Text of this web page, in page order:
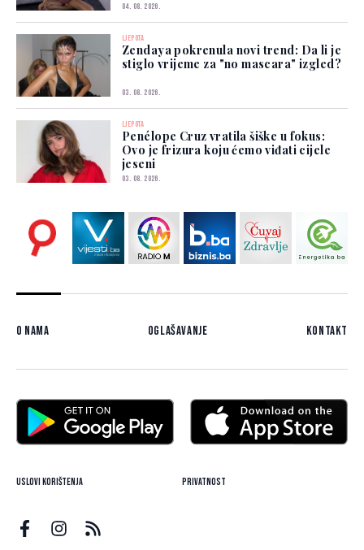
04. 08. 2026.
LJEPOTA
Zendaya pokrenula novi trend: Da li je
stiglo vrijeme za "no mascara" izgled?
03. 08. 2026.
LJEPOTA
Penélope Cruz vratila šiške u fokus:
Ovo je frizura koju ćemo viđati cijele
jeseni
03. 08. 2026.
O nama Oglašavanje Kontakt
Uslovi korištenja Privatnost